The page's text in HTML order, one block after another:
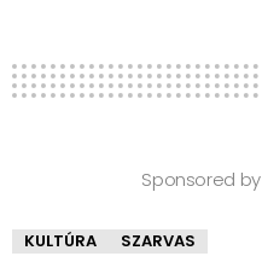
Sponsored by
KULTÚRA SZARVAS